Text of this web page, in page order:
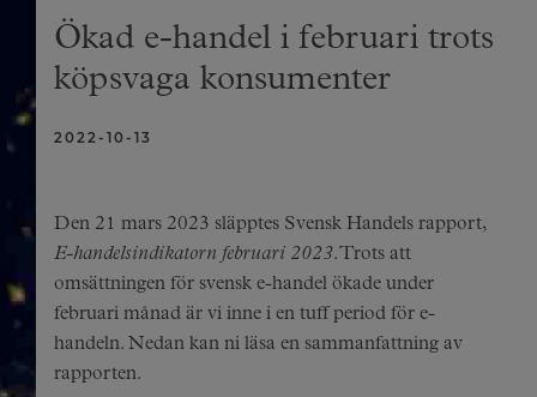
Ökad e-handel i februari trots
köpsvaga konsumenter
2022-10-13
Den 21 mars 2023 släpptes Svensk Handels rapport,
E-handelsindikatorn februari 2023. Trots att
omsättningen för svensk e-handel ökade under
februari månad är vi inne i en tuff period för e-
handeln. Nedan kan ni läsa en sammanfattning av
rapporten.